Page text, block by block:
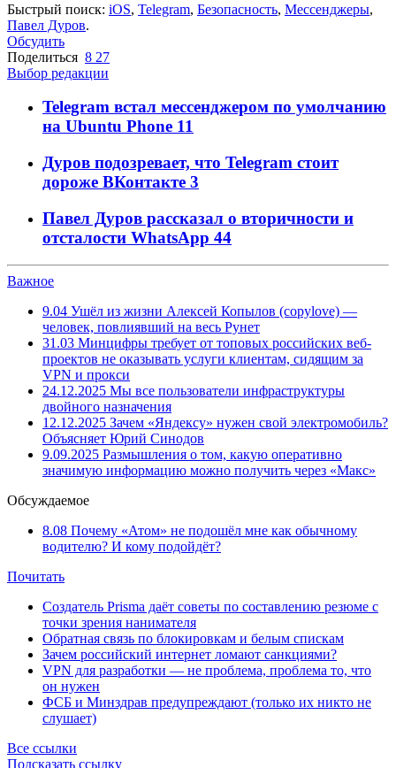
Быстрый поиск: iOS, Telegram, Безопасность, Мессенджеры,
Павел Дуров.
Обсудить
Поделиться 8 27
Выбор редакции
Telegram встал мессенджером по умолчанию
на Ubuntu Phone 11
Дуров подозревает, что Telegram стоит
дороже ВКонтакте 3
Павел Дуров рассказал о вторичности и
отсталости WhatsApp 44
Важное
9.04 Ушёл из жизни Алексей Копылов (copylove) —
человек, повлиявший на весь Рунет
31.03 Минцифры требует от топовых российских веб-
проектов не оказывать услуги клиентам, сидящим за
VPN и прокси
24.12.2025 Мы все пользователи инфраструктуры
двойного назначения
12.12.2025 Зачем «Яндексу» нужен свой электромобиль?
Объясняет Юрий Синодов
9.09.2025 Размышления о том, какую оперативно
значимую информацию можно получить через «Макс»
Обсуждаемое
8.08 Почему «Атом» не подошёл мне как обычному
водителю? И кому подойдёт?
Почитать
Создатель Prisma даёт советы по составлению резюме с
точки зрения нанимателя
Обратная связь по блокировкам и белым спискам
Зачем российский интернет ломают санкциями?
VPN для разработки — не проблема, проблема то, что
он нужен
ФСБ и Минздрав предупреждают (только их никто не
слушает)
Все ссылки
Подсказать ссылку